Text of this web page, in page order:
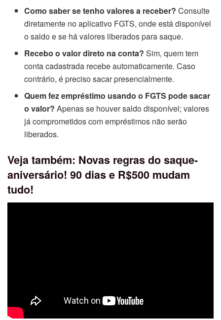
Como saber se tenho valores a receber? Consulte
diretamente no aplicativo FGTS, onde está disponível
o saldo e se há valores liberados para saque.
Recebo o valor direto na conta? Sim, quem tem
conta cadastrada recebe automaticamente. Caso
contrário, é preciso sacar presencialmente.
Quem fez empréstimo usando o FGTS pode sacar
o valor? Apenas se houver saldo disponível; valores
já comprometidos com empréstimos não serão
liberados.
Veja também: Novas regras do saque-
aniversário! 90 dias e R$500 mudam
tudo!